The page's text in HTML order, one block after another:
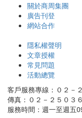
關於商周集團
廣告刊登
網站合作
隱私權聲明
文章授權
常見問題
活動總覽
客戶服務專線：０２－
傳真：０２－２５０３
服務時間：週一至週五